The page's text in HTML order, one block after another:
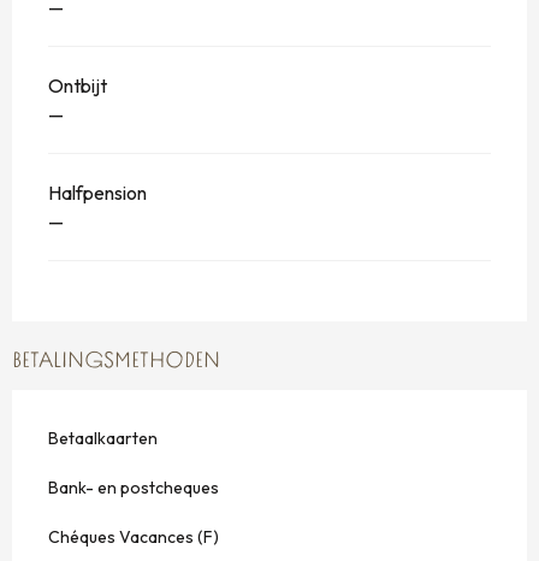
—
Ontbijt
—
Halfpension
—
BETALINGSMETHODEN
Betaalkaarten
Bank- en postcheques
Chéques Vacances (F)